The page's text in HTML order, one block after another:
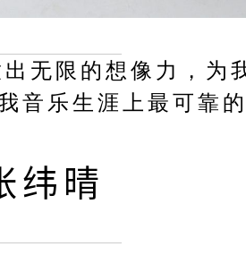
无限的想像力，为
音乐生涯上最可靠的
纬晴